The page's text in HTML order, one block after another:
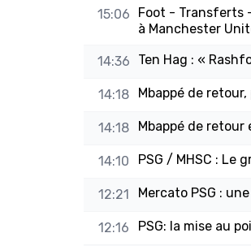
15:06
Foot - Transferts
à Manchester
14:36 Ten Hag : «
14:18 Mbappé de
14:18 Mbappé de retour
14:10 PSG / MHSC : Le
12:21 Mercato PSG :
12:16 PSG: la mise au